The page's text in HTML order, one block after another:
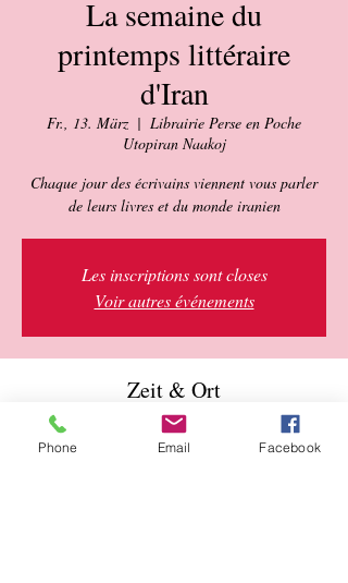
La semaine du
printemps littéraire
d'Iran
Fr., 13. März
  |
Librairie Perse en Poche
Utopiran Naakoj
Chaque jour des écrivains viennent vous parler
de leurs livres et du monde iranien
Les inscriptions sont closes
Voir autres événements
Zeit & Ort
13. März 2020, 17:00 – 19. März 2020, 21:00
Librairie Perse en Poche Utopiran Naakoj, 11
Phone Email Facebook